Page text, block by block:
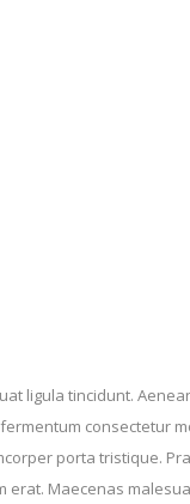
ligula tincidunt.
consectetur
porta tristique.
erat. Maecenas